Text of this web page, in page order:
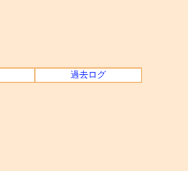
過去ログ